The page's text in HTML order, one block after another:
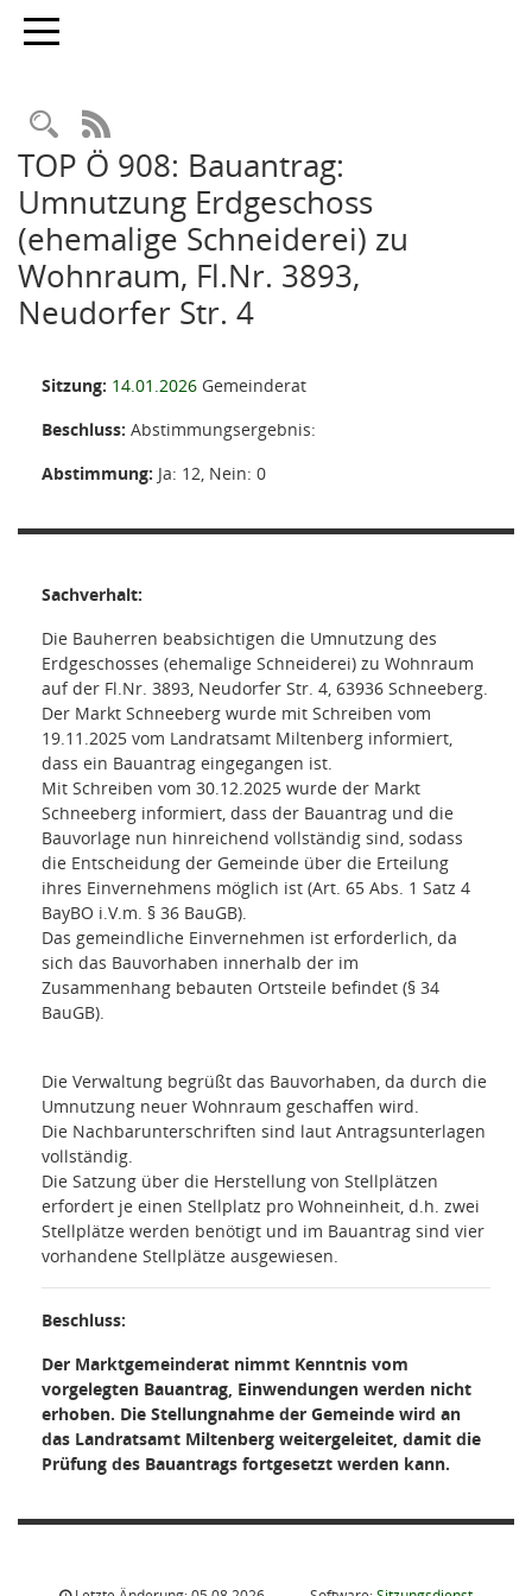
Toggle navigation
Rechercheauswahl
RSS-Feed
TOP Ö 908: Bauantrag:
Umnutzung Erdgeschoss
(ehemalige Schneiderei) zu
Wohnraum, Fl.Nr. 3893,
Neudorfer Str. 4
Sitzung: 14.01.2026 Gemeinderat
Beschluss: Abstimmungsergebnis:
Abstimmung: Ja: 12, Nein: 0
Sachverhalt:
Die Bauherren beabsichtigen die Umnutzung des
Erdgeschosses (ehemalige Schneiderei) zu Wohnraum
auf der Fl.Nr. 3893, Neudorfer Str. 4, 63936 Schneeberg.
Der Markt Schneeberg wurde mit Schreiben vom
19.11.2025 vom Landratsamt Miltenberg informiert,
dass ein Bauantrag eingegangen ist.
Mit Schreiben vom 30.12.2025 wurde der Markt
Schneeberg informiert, dass der Bauantrag und die
Bauvorlage nun hinreichend vollständig sind, sodass
die Entscheidung der Gemeinde über die Erteilung
ihres Einvernehmens möglich ist (Art. 65 Abs. 1 Satz 4
BayBO i.V.m. § 36 BauGB).
Das gemeindliche Einvernehmen ist erforderlich, da
sich das Bauvorhaben innerhalb der im
Zusammenhang bebauten Ortsteile befindet (§ 34
BauGB).
Die Verwaltung begrüßt das Bauvorhaben, da durch die
Umnutzung neuer Wohnraum geschaffen wird.
Die Nachbarunterschriften sind laut Antragsunterlagen
vollständig.
Die Satzung über die Herstellung von Stellplätzen
erfordert je einen Stellplatz pro Wohneinheit, d.h. zwei
Stellplätze werden benötigt und im Bauantrag sind vier
vorhandene Stellplätze ausgewiesen.
Beschluss:
Der Marktgemeinderat nimmt Kenntnis vom
vorgelegten Bauantrag, Einwendungen werden nicht
erhoben. Die Stellungnahme der Gemeinde wird an
das Landratsamt Miltenberg weitergeleitet, damit die
Prüfung des Bauantrags fortgesetzt werden kann.